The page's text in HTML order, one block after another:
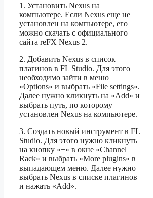
1. Установить Nexus на
компьютере. Если Nexus еще не
установлен на компьютере, его
можно скачать с официального
сайта reFX Nexus 2.
2. Добавить Nexus в список
плагинов в FL Studio. Для этого
необходимо зайти в меню
«Options» и выбрать «File settings».
Далее нужно кликнуть на «Add» и
выбрать путь, по которому
установлен Nexus на компьютере.
3. Создать новый инструмент в FL
Studio. Для этого нужно кликнуть
на кнопку «+» в окне «Channel
Rack» и выбрать «More plugins» в
выпадающем меню. Далее нужно
выбрать Nexus в списке плагинов
и нажать «Add».